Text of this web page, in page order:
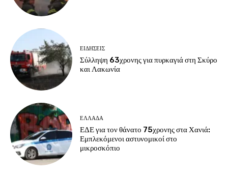
ΕΙΔΗΣΕΙΣ
Σύλληψη 63χρονης για πυρκαγιά στη Σκύρο
και Λακωνία
ΕΛΛΑΔΑ
ΕΔΕ για τον θάνατο 75χρονης στα Χανιά:
Εμπλεκόμενοι αστυνομικοί στο
μικροσκόπιο